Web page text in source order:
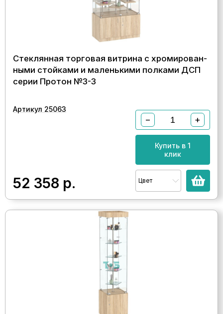
Стеклянная торговая витрина с хромирован-
ными стойками и маленькими полками ДСП
серии Протон №3-3
Артикул 25063
52 358 р.
− +
Купить в 1
клик
Цвет